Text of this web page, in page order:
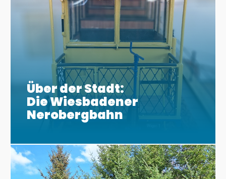
Über der Stadt:
Die Wiesbadener
Nerobergbahn